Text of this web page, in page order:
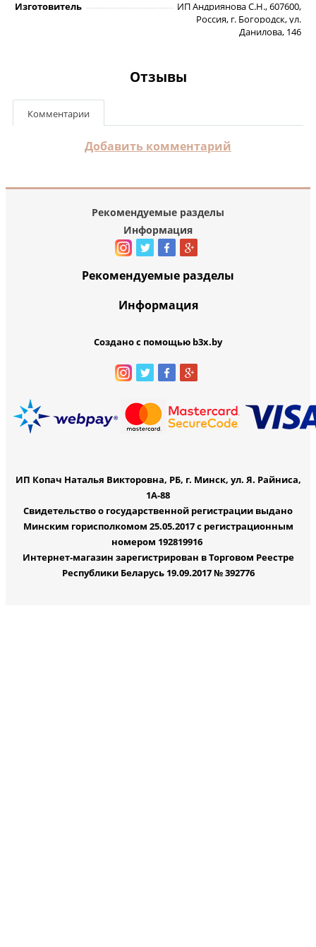
Изготовитель
ИП Андриянова С.Н., 607600,
Россия, г. Богородск, ул.
Данилова, 146
Отзывы
Комментарии
Добавить комментарий
Рекомендуемые разделы
Информация
Рекомендуемые разделы
Информация
Создано с помощью b3x.by
ИП Копач Наталья Викторовна, РБ, г. Минск, ул. Я. Райниса,
1А-88
Свидетельство о государственной регистрации выдано
Минским горисполкомом 25.05.2017 с регистрационным
номером 192819916
Интернет-магазин зарегистрирован в Торговом Реестре
Республики Беларусь 19.09.2017 № 392776